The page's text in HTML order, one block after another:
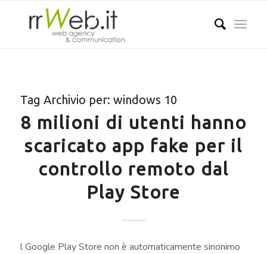
Tag Archivio per: windows 10
8 milioni di utenti hanno
scaricato app fake per il
controllo remoto dal
Play Store
l Google Play Store non è automaticamente sinonimo